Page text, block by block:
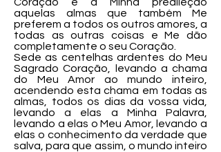
aquelas almas que também Me
preferem a todos os outros amores, a
todas as outras coisas e Me dão
completamente o seu Coração.
Sede as centelhas ardentes do Meu
Sagrado Coração, levando a chama
do Meu Amor ao mundo inteiro,
acendendo esta chama em todas as
almas, todos os dias da vossa vida,
levando a elas a Minha Palavra,
levando a elas o Meu Amor, levando a
elas o conhecimento da verdade que
salva, para que assim, o mundo inteiro